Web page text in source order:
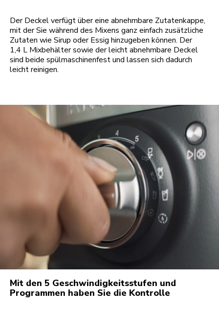
Der Deckel verfügt über eine abnehmbare Zutatenkappe,
mit der Sie während des Mixens ganz einfach zusätzliche
Zutaten wie Sirup oder Essig hinzugeben können. Der
1,4 L Mixbehälter sowie der leicht abnehmbare Deckel
sind beide spülmaschinenfest und lassen sich dadurch
leicht reinigen.
Mit den 5 Geschwindigkeitsstufen und
Programmen haben Sie die Kontrolle